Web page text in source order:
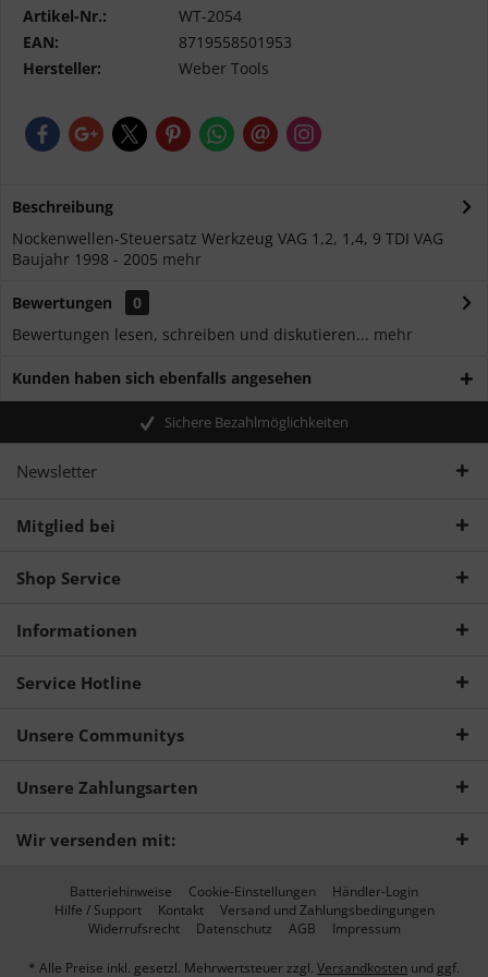
Artikel-Nr.:
WT-2054
EAN:
8719558501953
Hersteller:
Weber Tools
Beschreibung
Nockenwellen-Steuersatz Werkzeug VAG 1,2, 1,4, 9 TDI VAG
Baujahr 1998 - 2005 mehr
Bewertungen
0
Bewertungen lesen, schreiben und diskutieren... mehr
Kunden haben sich ebenfalls angesehen
Sichere Bezahlmöglichkeiten
Newsletter
Mitglied bei
Shop Service
Informationen
Service Hotline
Unsere Communitys
Unsere Zahlungsarten
Wir versenden mit:
Batteriehinweise Cookie-Einstellungen
Händler-Login
Hilfe / Support
Kontakt
Versand und Zahlungsbedingungen
Widerrufsrecht
Datenschutz AGB Impressum
* Alle Preise inkl. gesetzl. Mehrwertsteuer zzgl. Versandkosten und ggf.